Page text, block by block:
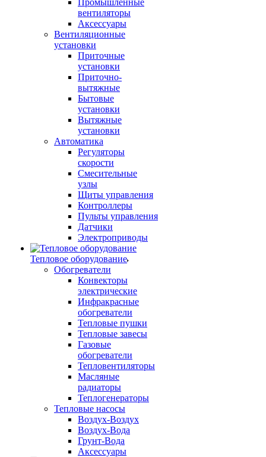
Промышленные
вентиляторы
Аксессуары
Вентиляционные
установки
Приточные
установки
Приточно-
вытяжные
Бытовые
установки
Вытяжные
установки
Автоматика
Регуляторы
скорости
Смесительные
узлы
Щиты управления
Контроллеры
Пульты управления
Датчики
Электроприводы
Тепловое оборудование
Обогреватели
Конвекторы
электрические
Инфракрасные
обогреватели
Тепловые пушки
Тепловые завесы
Газовые
обогреватели
Тепловентиляторы
Масляные
радиаторы
Теплогенераторы
Тепловые насосы
Воздух-Воздух
Воздух-Вода
Грунт-Вода
Аксессуары